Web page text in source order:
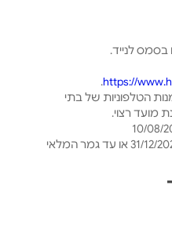
לנייד.
https://
.
הטלפוניות של בתי
מועד רצוי.